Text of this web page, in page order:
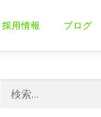
採用情報 ブログ